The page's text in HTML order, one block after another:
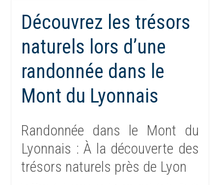
Découvrez les trésors
naturels lors d’une
randonnée dans le
Mont du Lyonnais
Randonnée dans le Mont du
Lyonnais : À la découverte des
trésors naturels près de Lyon